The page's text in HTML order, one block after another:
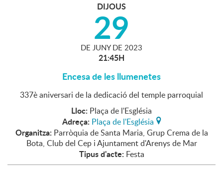
DIJOUS
29
DE JUNY DE 2023
21:45H
Encesa de les llumenetes
337è aniversari de la dedicació del temple parroquial
Lloc: Plaça de l'Església
Adreça: Plaça de l'Església
Organitza: Parròquia de Santa Maria, Grup Crema de la
Bota, Club del Cep i Ajuntament d'Arenys de Mar
Tipus d'acte: Festa